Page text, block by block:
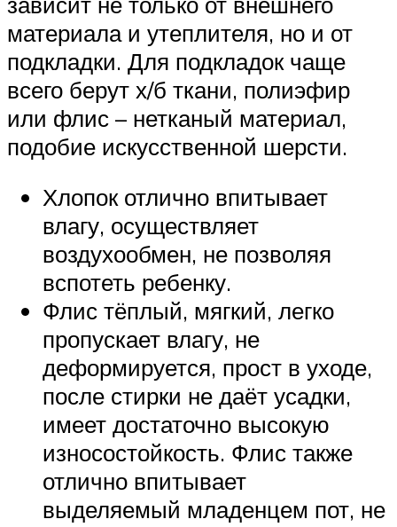
материала и утеплителя, но и от
подкладки. Для подкладок чаще
всего берут х/б ткани, полиэфир
или флис – нетканый материал,
подобие искусственной шерсти.
Хлопок отлично впитывает
влагу, осуществляет
воздухообмен, не позволяя
вспотеть ребенку.
Флис тёплый, мягкий, легко
пропускает влагу, не
деформируется, прост в уходе,
после стирки не даёт усадки,
имеет достаточно высокую
износостойкость. Флис также
отлично впитывает
выделяемый младенцем пот, не